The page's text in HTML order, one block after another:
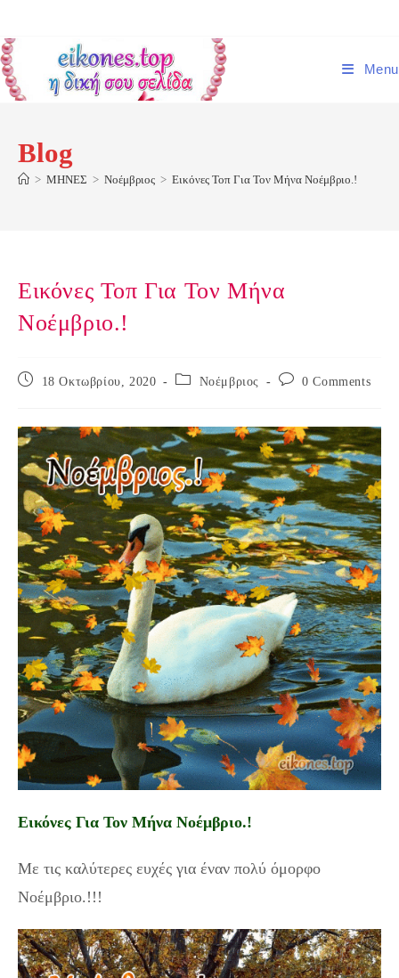
content
Menu
Blog
> ΜΗΝΕΣ > Νοέμβριος > Εικόνες Τοπ Για Τον Μήνα Νοέμβριο.!
Εικόνες Τοπ Για Τον Μήνα
Νοέμβριο.!
Post
18 Οκτωβρίου, 2020
Post
Νοέμβριος
Post 0 Comments
Εικόνες Για Τον Μήνα Νοέμβριο.!
Με τις καλύτερες ευχές για έναν πολύ όμορφο
Νοέμβριο.!!!